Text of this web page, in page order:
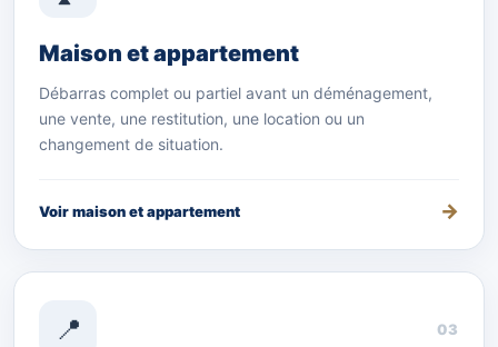
Maison et appartement
Débarras complet ou partiel avant un déménagement,
une vente, une restitution, une location ou un
changement de situation.
Voir maison et appartement
📍 03